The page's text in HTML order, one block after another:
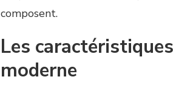
composent.
Les
moderne